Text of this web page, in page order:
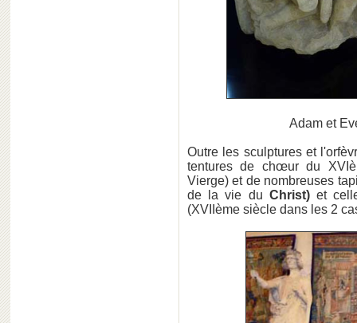
Adam et
Outre les sculptures et
tentures de chœur du
Vierge) et de nombreuses
de la vie du Christ)et
(XVIIème siècle dans les 2